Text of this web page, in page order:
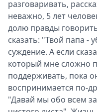
разговаривать,
неважно, 5 лет
долю правды
сказать: "Твой папа -
суждение. А если
который мне сложно
поддерживать, пока
воспринимается по-
"Давай мы обо всем